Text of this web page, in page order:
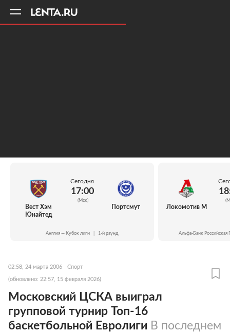
Вест Хэм
Юнайтед
Сегодня
17:00
(Мск)
Портсмут
Англия — Кубок лиги 1-й раунд
Локомотив М
Альфа-Банк Российская
02:58, 24 марта 2006 Спорт
(обновлено: 22:57, 15 февраля 2026)
Московский ЦСКА выиграл
групповой турнир Топ-16
баскетбольной Евролиги В последнем